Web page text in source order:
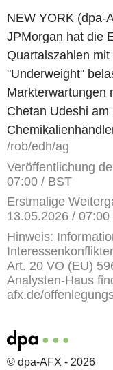
NEW YORK (dpa-
JPMorgan hat die
Quartalszahlen
"Underweight"
Markterwartungen
Chetan Udeshi
/rob/edh/ag
Veröffentlichung
07:00 / BST
Erstmalige
13.05.2026 / 07:00
Hinweis:
Art. 20 VO (EU)
Analysten-Haus
afx.de/
© dpa-AFX - 2026